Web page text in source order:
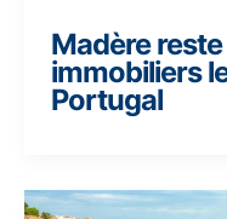
Madère reste
immobiliers
Portugal